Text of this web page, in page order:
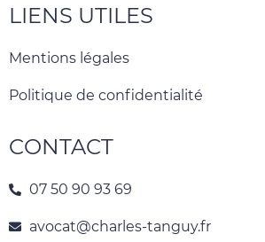
LIENS UTILES
Mentions légales
Politique de confidentialité
CONTACT
07 50 90 93 69
avocat@charles-tanguy.fr